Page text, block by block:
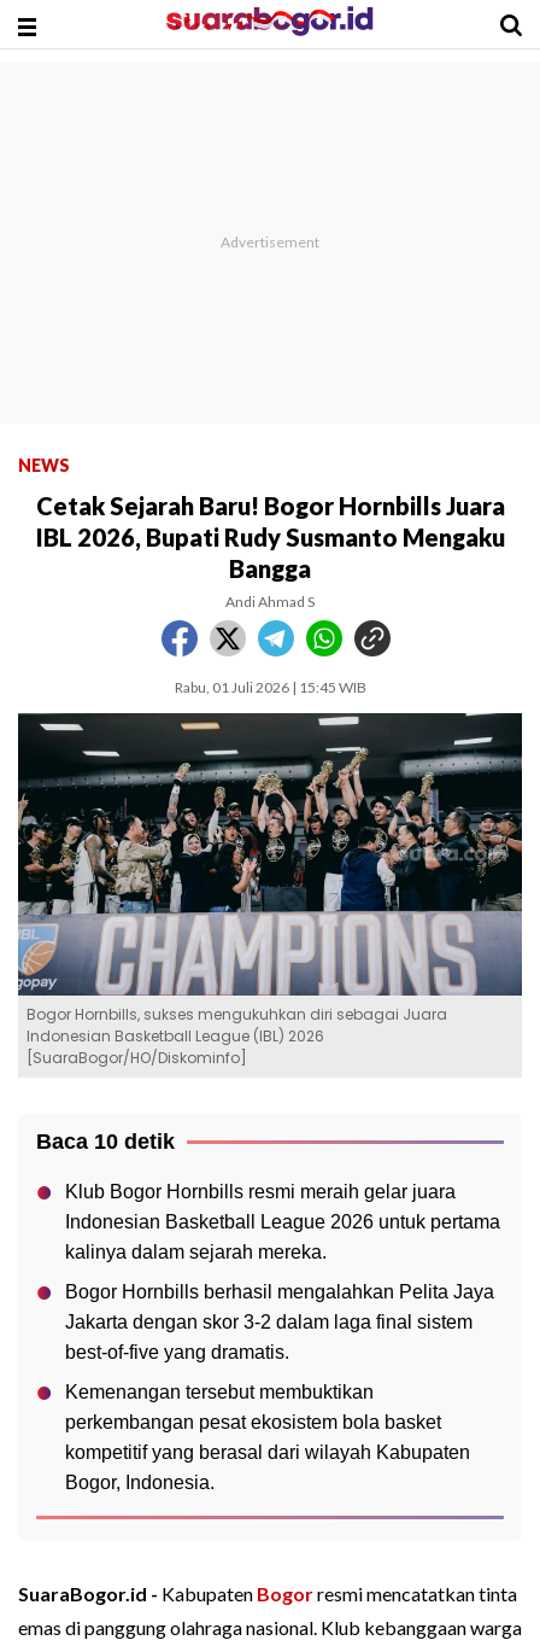
NEWS
Cetak Sejarah Baru! Bogor Hornbills Juara
IBL 2026, Bupati Rudy Susmanto Mengaku
Bangga
Andi Ahmad S
Rabu, 01 Juli 2026 | 15:45 WIB
Bogor Hornbills, sukses mengukuhkan diri sebagai Juara
Indonesian Basketball League (IBL) 2026
[SuaraBogor/HO/Diskominfo]
Baca 10 detik
Klub Bogor Hornbills resmi meraih gelar juara
Indonesian Basketball League 2026 untuk pertama
kalinya dalam sejarah mereka.
Bogor Hornbills berhasil mengalahkan Pelita Jaya
Jakarta dengan skor 3-2 dalam laga final sistem
best-of-five yang dramatis.
Kemenangan tersebut membuktikan
perkembangan pesat ekosistem bola basket
kompetitif yang berasal dari wilayah Kabupaten
Bogor, Indonesia.
SuaraBogor.id - Kabupaten Bogorresmi mencatatkan tinta
emas di panggung olahraga nasional. Klub kebanggaan warga